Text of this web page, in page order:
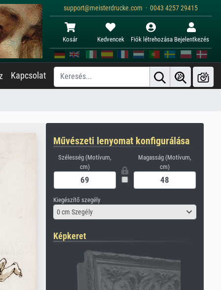
support@meisterdrucke.com · 0043 4257 29415
Kosár Kedvencek Fiók létrehozása Bejelentkezés
Kapcsolat
Művészeti lenyomat konfigurálása
Szélesség (Motívum,
cm)
Magasság (Motívum,
cm)
Kiegészítő szegély
0 cm Szegély
Képkeret